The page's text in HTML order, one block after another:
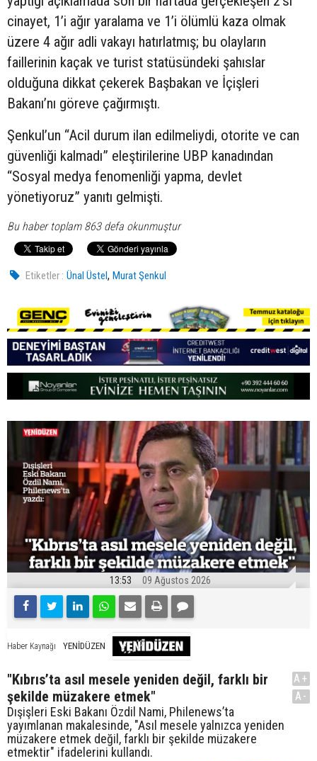
cinayet, 1’i ağır yaralama ve 1’i ölümlü kaza olmak
üzere 4 ağır adli vakayı hatırlatmış; bu olayların
faillerinin kaçak ve turist statüsündeki şahıslar
olduğuna dikkat çekerek Başbakan ve İçişleri
Bakanı’nı göreve çağırmıştı.
Şenkul’un “Acil durum ilan edilmeliydi, otorite ve can
güvenliği kalmadı” eleştirilerine UBP kanadından
“Sosyal medya fenomenliği yapma, devlet
yönetiyoruz” yanıtı gelmişti.
Bu haber toplam 863 defa okunmuştur
Etiketler : Ünal Üstel,Murat Şenkul
13:53 09 Ağustos 2026
Haber Kaynağı YENİDÜZEN
"Kıbrıs’ta asıl mesele yeniden değil, farklı bir
şekilde müzakere etmek"
Dışişleri Eski Bakanı Özdil Nami, Philenews’ta
yayımlanan makalesinde, "Asıl mesele yalnızca yeniden
müzakere etmek değil, farklı bir şekilde müzakere
etmektir" ifadelerini kullandı.
A+
A-